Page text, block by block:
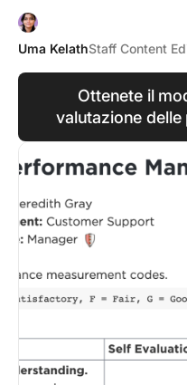
Uma KelathStaff Content
Ottenete il
valutazione